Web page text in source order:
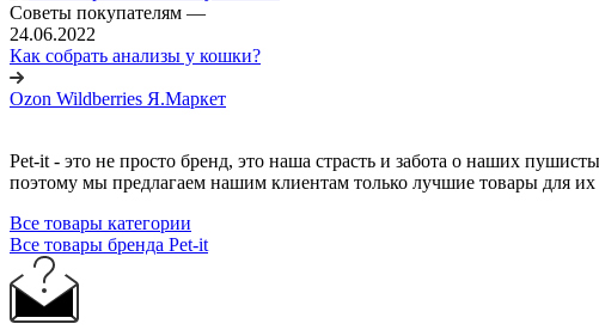
Советы покупателям —
24.06.2022
Как собрать анализы у кошки?
Ozon Wildberries Я.Маркет
Pet-it - это не просто бренд, это наша страсть и забота о наших
поэтому мы предлагаем нашим клиентам только лучшие товары для
Все товары категории
Все товары бренда Pet-it